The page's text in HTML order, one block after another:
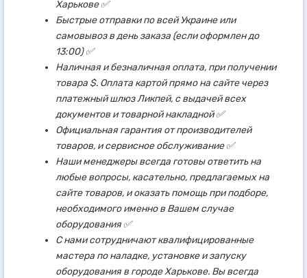
Харькове ✅
Быстрые отправки по всей Украине или
самовывоз в день заказа (если оформлен до
13:00) ✅
Наличная и безналичная оплата, при получении
товара $. Оплата картой прямо на сайте через
платежный шлюз Ликпей, с выдачей всех
документов и товарной накладной ✅
Официальная гарантия от производителей
товаров, и сервисное обслуживание ✅
Наши менеджеры всегда готовы ответить на
любые вопросы, касательно, предлагаемых на
сайте товаров, и оказать помощь при подборе,
необходимого именно в Вашем случае
оборудования ✅
С нами сотрудничают квалифицированные
мастера по наладке, установке и запуску
оборудования в городе Харькове. Вы всегда